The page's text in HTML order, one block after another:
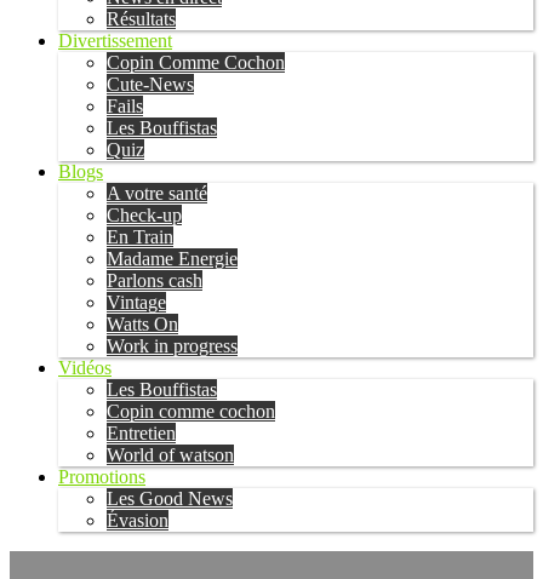
Résultats
Divertissement
Copin Comme Cochon
Cute-News
Fails
Les Bouffistas
Quiz
Blogs
A votre santé
Check-up
En Train
Madame Energie
Parlons cash
Vintage
Watts On
Work in progress
Vidéos
Les Bouffistas
Copin comme cochon
Entretien
World of watson
Promotions
Les Good News
Évasion